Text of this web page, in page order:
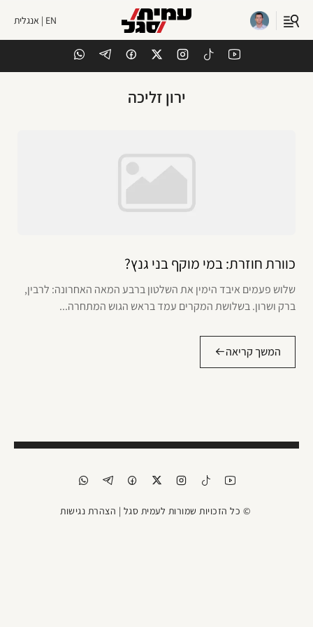
EN | אנגלית
ירון זליכה
כוורת חוזרת: במי מוקף בני גנץ?
שלוש פעמים איבד הימין את השלטון ברבע המאה האחרונה: לרבין,
ברק ושרון. בשלושת המקרים עמד בראש הגוש המתחרה...
המשך קריאה
© כל הזכויות שמורות לעמית סגל | הצהרת נגישות